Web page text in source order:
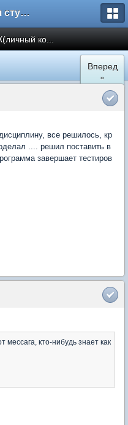
Форум для студента СГА
ко...
Вперед
»
все решилось, кр
.... решил поставить в
завершает тестиров
мессага, кто-нибудь знает как